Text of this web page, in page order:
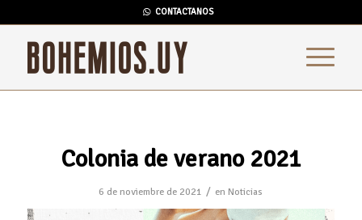
CONTACTANOS
Colonia de verano 2021
6 de noviembre de 2021 / en Noticias